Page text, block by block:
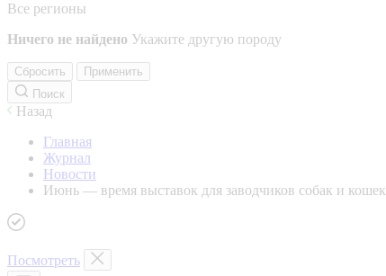
Все регионы
Ничего не найдено Укажите другую породу
Сбросить
Применить
Поиск
Назад
Главная
Журнал
Новости
Июнь — время выставок для заводчиков собак и кошек
Посмотреть